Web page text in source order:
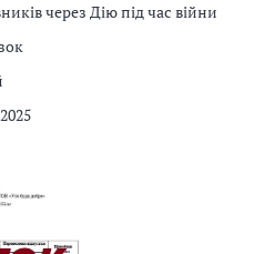
через Дію під час війни